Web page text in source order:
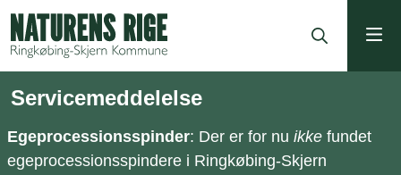
Servicemeddelelse
Egeprocessionsspinder: Der er for nu ikke fundet
egeprocessionsspindere i Ringkøbing-Skjern